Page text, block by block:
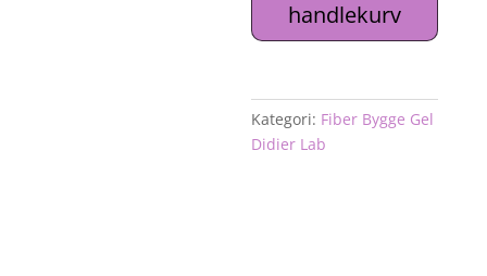
Pink
antall
handlekurv
Kategori: Fiber Bygge Gel
Didier Lab